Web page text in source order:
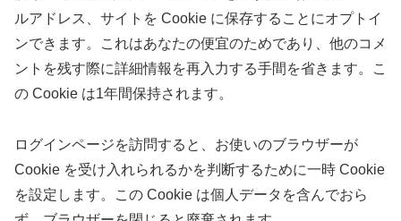
ルアドレス、サイトを Cookie に保存することにオプトイ
ンできます。これはあなたの便宜のためであり、他のコメ
ントを残す際に詳細情報を再入力する手間を省きます。こ
の Cookie は1年間保持されます。
ログインページを訪問すると、お使いのブラウザーが
Cookie を受け入れられるかを判断するために一時 Cookie
を設定します。この Cookie は個人データを含んでおら